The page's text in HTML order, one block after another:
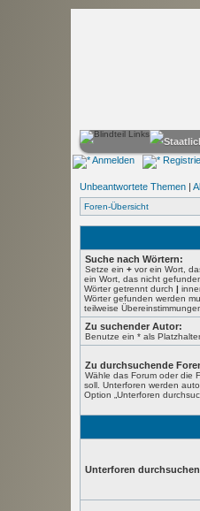
Anmelden
Unbeantwortete Themen |
Foren-Übersicht
Suche nach Wörtern:
Setze ein + vor ein Wort,
ein Wort, das nicht
Wörter getrennt durch |
Wörter gefunden werden
teilweise
Zu suchender Autor:
Benutze ein * als
Zu durchsuchende
Wähle das Forum oder die
soll. Unterforen werden
Option „Unterforen
Unterforen